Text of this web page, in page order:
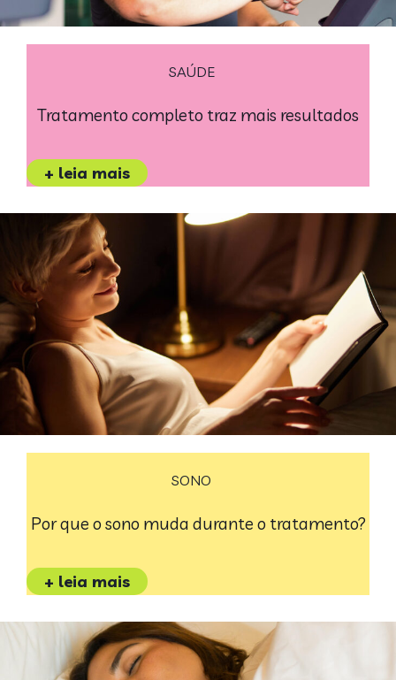
SAÚDE
Tratamento completo traz mais resultados
+ leia mais
SONO
Por que o sono muda durante o tratamento?
+ leia mais